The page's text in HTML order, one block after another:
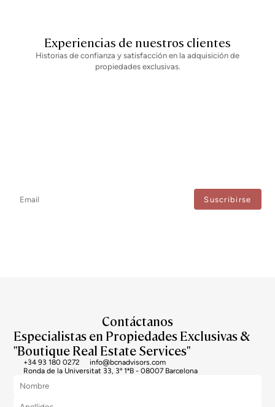
Experiencias de nuestros clientes
Historias de confianza y satisfacción en la adquisición de
propiedades exclusivas.
Contáctanos
Especialistas en Propiedades Exclusivas &
"Boutique Real Estate Services"
+34 93 180 0272
info@bcnadvisors.com
Ronda de la Universitat 33, 3º 1ªB - 08007 Barcelona